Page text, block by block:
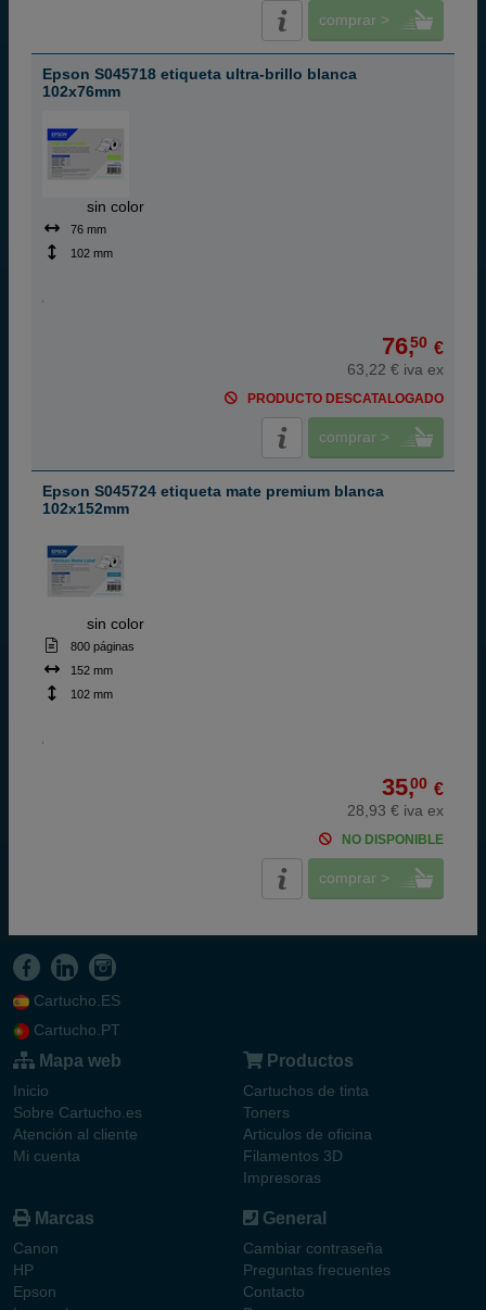
comprar >
Epson S045718 etiqueta ultra-brillo blanca
102x76mm
sin color
76 mm
102 mm
76,50 €
63,22 € iva ex
PRODUCTO DESCATALOGADO
comprar >
Epson S045724 etiqueta mate premium blanca
102x152mm
sin color
800 páginas
152 mm
102 mm
35,00 €
28,93 € iva ex
NO DISPONIBLE
comprar >
Cartucho.ES
Cartucho.PT
Mapa web
Inicio
Sobre Cartucho.es
Atención al cliente
Mi cuenta
Productos
Cartuchos de tinta
Toners
Articulos de oficina
Filamentos 3D
Impresoras
Marcas
Canon
HP
Epson
General
Cambiar contraseña
Preguntas frecuentes
Contacto